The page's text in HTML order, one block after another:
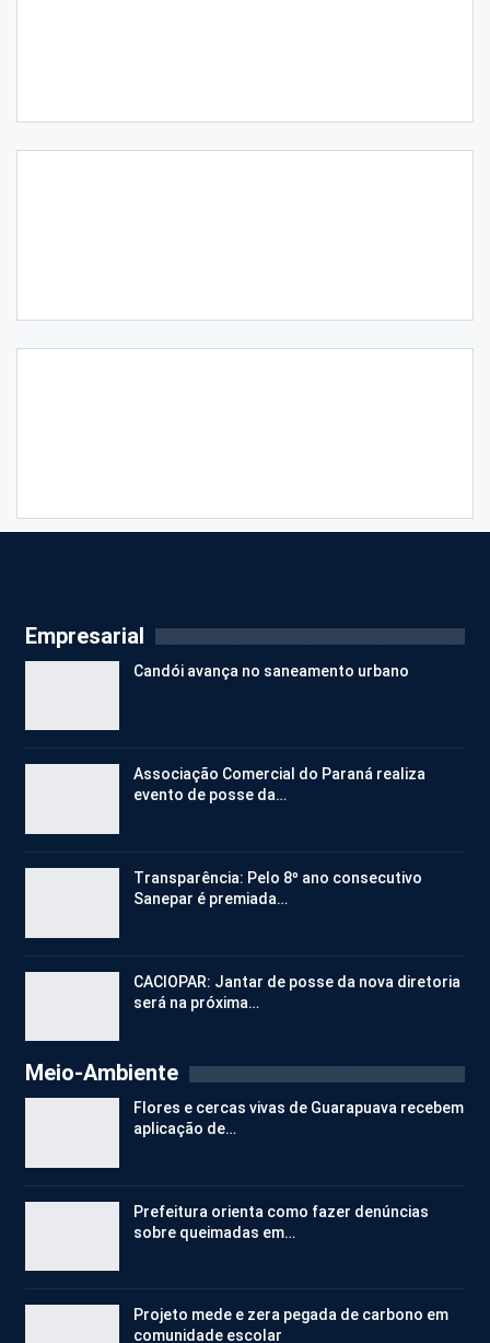
Empresarial
Candói avança no saneamento urbano
Associação Comercial do Paraná realiza
evento de posse da…
Transparência: Pelo 8º ano consecutivo
Sanepar é premiada…
CACIOPAR: Jantar de posse da nova diretoria
será na próxima…
Meio-Ambiente
Flores e cercas vivas de Guarapuava recebem
aplicação de…
Prefeitura orienta como fazer denúncias
sobre queimadas em…
Projeto mede e zera pegada de carbono em
comunidade escolar